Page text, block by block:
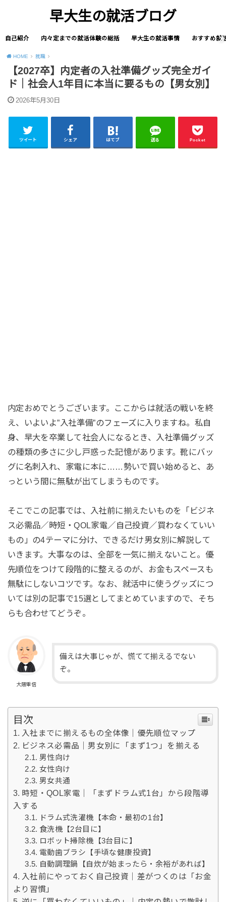
早大生の就活ブログ
自己紹介 内々定までの就活体験の総括 早大生の就活事情 おすすめ就
HOME 就職
【2027卒】内定者の入社準備グッズ完全ガイ
ド｜社会人1年目に本当に要るもの【男女別】
2026年5月30日
ツイート シェア はてブ 送る Pocket
内定おめでとうございます。ここからは就活の戦いを終
え、いよいよ”入社準備”のフェーズに入りますね。私自
身、早大を卒業して社会人になるとき、入社準備グッズ
の種類の多さに少し戸惑った記憶があります。靴にバッ
グに名刺入れ、家電に本に……勢いで買い始めると、あ
っという間に無駄が出てしまうものです。
そこでこの記事では、入社前に揃えたいものを「ビジネ
ス必需品／時短・QOL家電／自己投資／買わなくていい
もの」の4テーマに分け、できるだけ男女別に解説して
いきます。大事なのは、全部を一気に揃えないこと。優
先順位をつけて段階的に整えるのが、お金もスペースも
無駄にしないコツです。なお、就活中に使うグッズにつ
いては別の記事で15選としてまとめていますので、そち
らも合わせてどうぞ。
大隈重信
備えは大事じゃが、慌てて揃えるでない
ぞ。
目次
入社までに揃えるもの全体像｜優先順位マップ
ビジネス必需品｜男女別に「まず1つ」を揃える
男性向け
女性向け
男女共通
時短・QOL家電｜「まずドラム式1台」から段階導
入する
ドラム式洗濯機【本命・最初の1台】
食洗機【2台目に】
ロボット掃除機【3台目に】
電動歯ブラシ【手頃な健康投資】
自動調理鍋【自炊が始まったら・余裕があれば】
入社前にやっておく自己投資｜差がつくのは「お金
より習慣」